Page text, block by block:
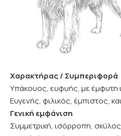
Χαρακτήρας / Συμπεριφορά
Υπάκουος, ευφυής, με έμφυτη
Ευγενής, φιλικός, έμπιστος,
Γενική εμφάνιση
Συμμετρική, ισόρροπη,